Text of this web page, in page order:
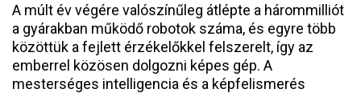
A múlt év végére valószínűleg átlépte a hárommilliót
a gyárakban működő robotok száma, és egyre több
közöttük a fejlett érzékelőkkel felszerelt, így az
emberrel közösen dolgozni képes gép. A
mesterséges intelligencia és a képfelismerés